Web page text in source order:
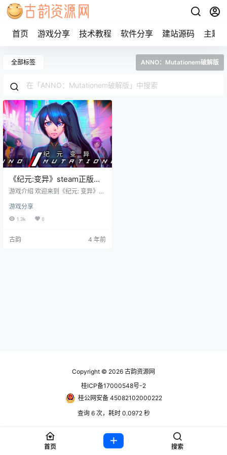
首页 游戏分享 技术教程 软件分享 建站源码 主题
全部标签 ANNO：Mutationem破解版
《纪元:变异》steam正版离
线版共享账号
游戏介绍 欢迎来到《纪元: 变异》，
m)》这个2D与3D相结合的赛博朋克
世界中，安，一个受过高度战斗训
一切的大公司、险恶的神秘组织和
游戏分享
1.3k 0
古韵 4 年前
Copyright © 2026 古韵资源网
桂ICP备17000548号-2
桂公网安备 45082102000222
查询 6 次，耗时 0.0972 秒
首页 搜索